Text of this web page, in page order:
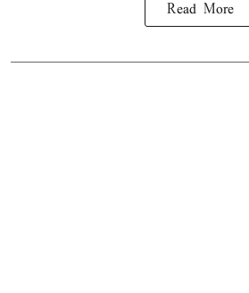
Read More